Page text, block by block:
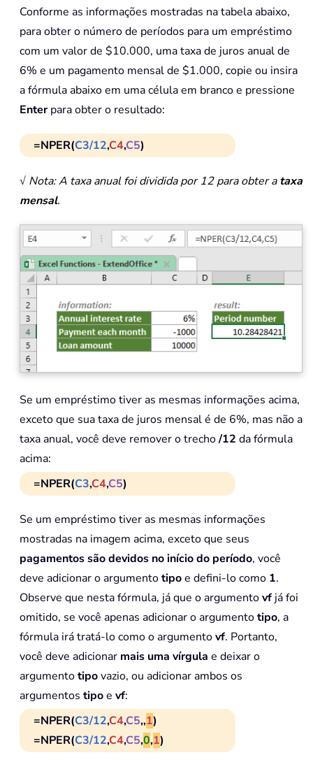
Conforme as informações mostradas na tabela abaixo,
para obter o número de períodos para um empréstimo
com um valor de $10.000, uma taxa de juros anual de
6% e um pagamento mensal de $1.000, copie ou insira
a fórmula abaixo em uma célula em branco e pressione
Enterpara obter o resultado:
=NPER(C3/12,C4,C5)
√ Nota: A taxa anual foi dividida por 12 para obter ataxa
mensal.
Se um empréstimo tiver as mesmas informações acima,
exceto que sua taxa de juros mensal é de 6%, mas não a
taxa anual, você deve remover o trecho/12 da fórmula
acima:
=NPER(C3,C4,C5)
Se um empréstimo tiver as mesmas informações
mostradas na imagem acima, exceto que seus
pagamentos são devidos no início do período, você
deve adicionar o argumentotipoe defini-lo como 1.
Observe que nesta fórmula, já que o argumentovf já foi
omitido, se você apenas adicionar o argumentotipo, a
fórmula irá tratá-lo como o argumentovf. Portanto,
você deve adicionar mais uma vírgula e deixar o
argumentotipovazio, ou adicionar ambos os
argumentos tipoe vf:
=NPER(C3/12,C4,C5,,1)
=NPER(C3/12,C4,C5,0,1)